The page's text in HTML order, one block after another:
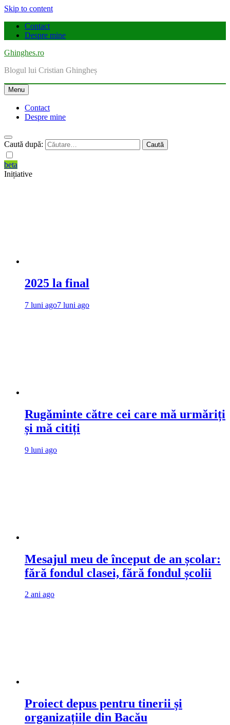
Skip to content
Contact
Despre mine
Ghinghes.ro
Blogul lui Cristian Ghingheș
Menu
Contact
Despre mine
Caută după:
beta
Inițiative
2025 la final
7 luni ago7 luni ago
Rugăminte către cei care mă urmăriți
și mă citiți
9 luni ago
Mesajul meu de început de an școlar:
fără fondul clasei, fără fondul școlii
2 ani ago
Proiect depus pentru tinerii și
organizațiile din Bacău